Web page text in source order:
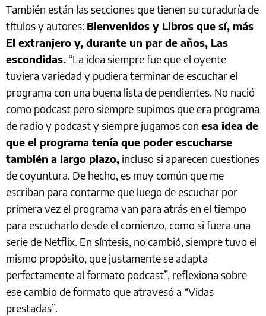
También están las secciones que tienen su curaduría de
títulos y autores: Bienvenidos y Libros que sí, más
El extranjero y, durante un par de años, Las
escondidas. “La idea siempre fue que el oyente
tuviera variedad y pudiera terminar de escuchar el
programa con una buena lista de pendientes. No nació
como podcast pero siempre supimos que era programa
de radio y podcast y siempre jugamos con esa idea de
que el programa tenía que poder escucharse
también a largo plazo, incluso si aparecen cuestiones
de coyuntura. De hecho, es muy común que me
escriban para contarme que luego de escuchar por
primera vez el programa van para atrás en el tiempo
para escucharlo desde el comienzo, como si fuera una
serie de Netflix. En síntesis, no cambió, siempre tuvo el
mismo propósito, que justamente se adapta
perfectamente al formato podcast”, reflexiona sobre
ese cambio de formato que atravesó a “Vidas
prestadas”.